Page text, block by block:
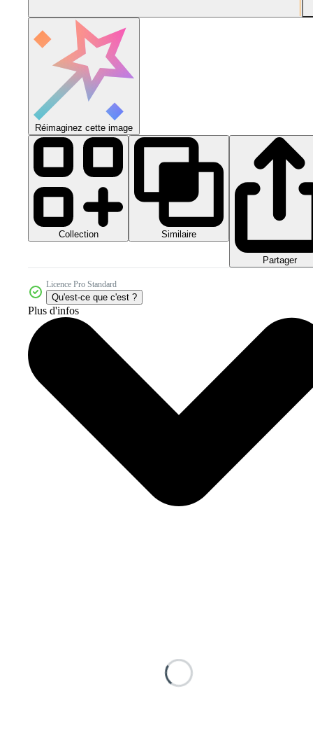
Réimaginez cette image
Collection Similaire
Partager
Licence Pro Standard
Qu'est-ce que c'est ?
Plus d'infos